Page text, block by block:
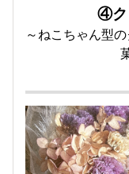
④ク
～ねこちゃん型